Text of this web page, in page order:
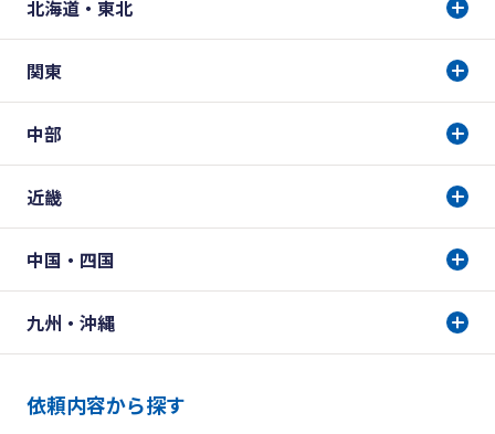
北海道・東北
関東
中部
近畿
中国・四国
九州・沖縄
依頼内容から探す